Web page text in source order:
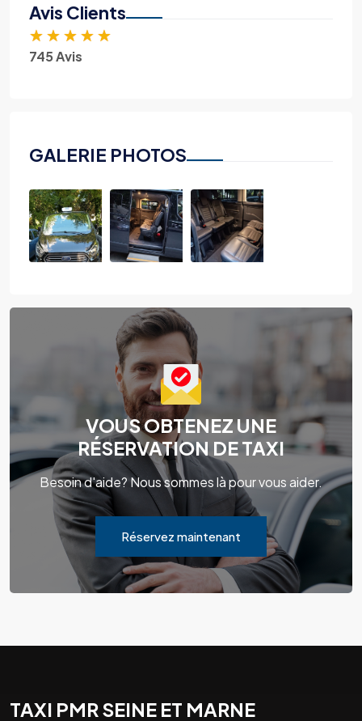
Avis Clients
★ ★ ★ ★ ★
745 Avis
GALERIE PHOTOS
VOUS OBTENEZ UNE
RÉSERVATION DE TAXI
Besoin d'aide? Nous sommes là pour vous aider.
Réservez maintenant
TAXI PMR SEINE ET MARNE